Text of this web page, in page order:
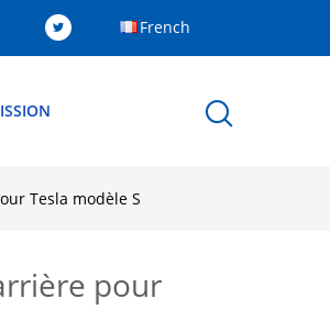
French
Tesla modèle S
pour